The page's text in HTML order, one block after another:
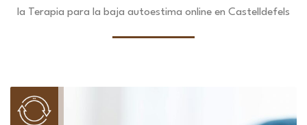
la Terapia para la baja autoestima online en Castelldefels